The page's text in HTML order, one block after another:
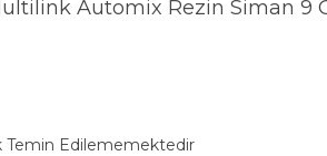
Automix Rezin Siman 9
Temin Edilememektedir